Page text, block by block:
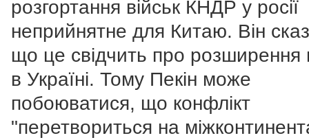
розгортання військ КНДР у росії
неприйнятне для Китаю. Він
що це свідчить про розширення
в Україні. Тому Пекін може
побоюватися, що конфлікт
"перетвориться на